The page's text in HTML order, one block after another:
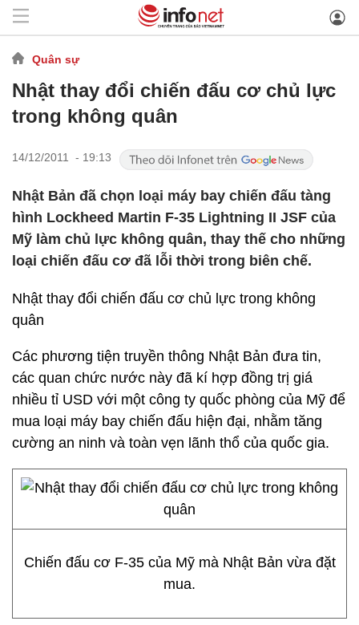
Quân sự
Nhật thay đổi chiến đấu cơ chủ lực
trong không quân
14/12/2011 - 19:13
Nhật Bản đã chọn loại máy bay chiến đấu tàng
hình Lockheed Martin F-35 Lightning II JSF của
Mỹ làm chủ lực không quân, thay thế cho những
loại chiến đấu cơ đã lỗi thời trong biên chế.
Nhật thay đổi chiến đấu cơ chủ lực trong không
quân
Các phương tiện truyền thông Nhật Bản đưa tin,
các quan chức nước này đã kí hợp đồng trị giá
nhiều tỉ USD với một công ty quốc phòng của Mỹ để
mua loại máy bay chiến đấu hiện đại, nhằm tăng
cường an ninh và toàn vẹn lãnh thổ của quốc gia.
Chiến đấu cơ F-35 của Mỹ mà Nhật Bản vừa đặt
mua.